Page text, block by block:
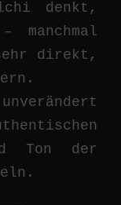
denkt,
manchmal
direkt,
Ton der